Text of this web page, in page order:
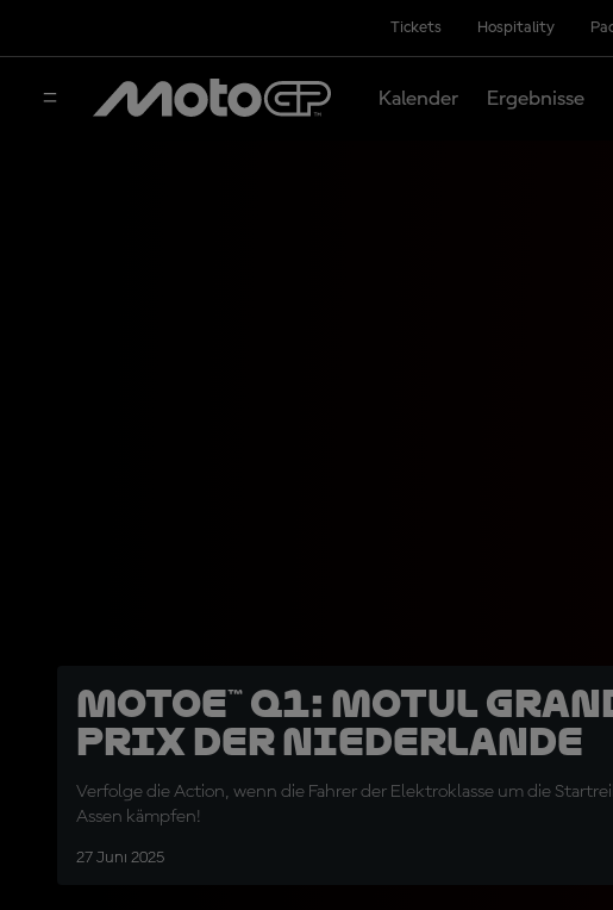
Tickets Hospitality
Kalender Ergebnisse
MotoE™ Q1: Motul
Prix der Niederlande
Verfolge die Action, wenn die Fahrer der Elektroklasse um die
Assen kämpfen!
27 Juni 2025